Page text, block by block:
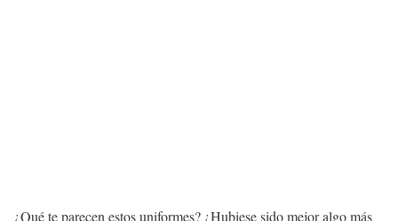
¿Qué te parecen estos uniformes? ¿Hubiese sido mejor algo más